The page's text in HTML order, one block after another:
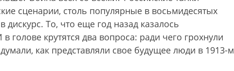
сценарии, столь популярные в восьмидесятых
То, что еще год назад казалось
голове крутятся два вопроса: ради чего грохнули
как представляли свое будущее люди в 1913-м